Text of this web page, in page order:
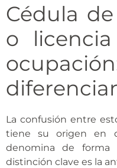
Cédula
o
La confusión entre
tiene su origen en
denomina de forma
distinción clave es la